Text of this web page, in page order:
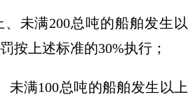
、未满200总吨的船舶发生以
按上述标准的30%执行；
未满100总吨的船舶发生以上